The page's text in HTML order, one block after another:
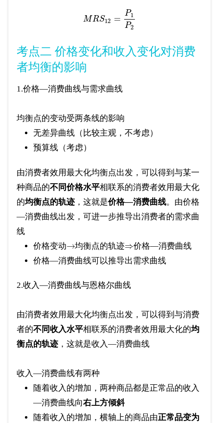
MRS12 =
P1
P2
考点二 价格变化和收入变化对消费
者均衡的影响
1.价格—消费曲线与需求曲线
均衡点的变动受两条线的影响
无差异曲线（比较主观，不考虑）
预算线（考虑）
由消费者效用最大化均衡点出发，可以得到与某一
种商品的不同价格水平相联系的消费者效用最大化
的均衡点的轨迹，这就是价格—消费曲线。由价格
—消费曲线出发，可进一步推导出消费者的需求曲
线
价格变动→均衡点的轨迹⇒价格—消费曲线
价格—消费曲线可以推导出需求曲线
2.收入—消费曲线与恩格尔曲线
由消费者效用最大化均衡点出发，可以得到与消费
者的不同收入水平相联系的消费者效用最大化的均
衡点的轨迹，这就是收入—消费曲线
收入—消费曲线有两种
随着收入的增加，两种商品都是正常品的收入
—消费曲线向右上方倾斜
随着收入的增加，横轴上的商品由正常品变为